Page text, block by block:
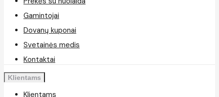
Gamintojai
Dovanų kuponai
Svetainės medis
Kontaktai
Klientams
Klientams